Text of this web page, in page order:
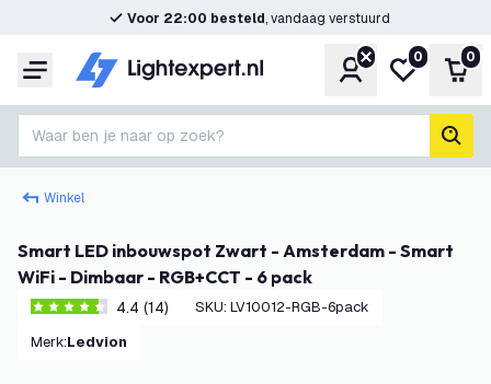
Voor 22:00 besteld, vandaag verstuurd
Menu Account
Mijn
0 0
Waar ben je naar op zoek?
Winkel
Smart LED inbouwspot Zwart - Amsterdam - Smart
WiFi - Dimbaar - RGB+CCT - 6 pack
4.4 score sterren
4.4 (14) SKU: LV10012-RGB-6pack
Merk: Ledvion